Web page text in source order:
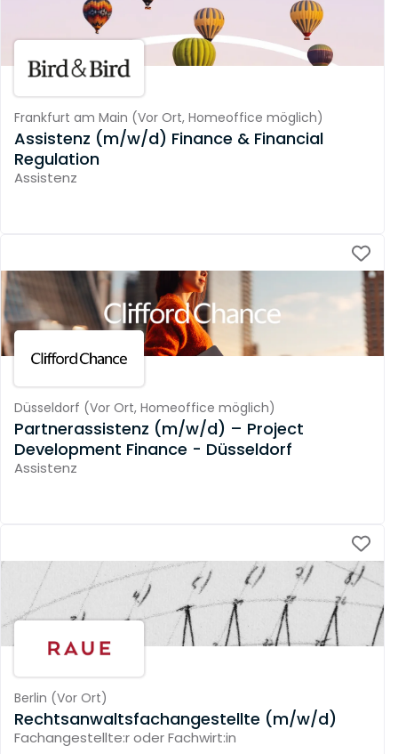
Frankfurt am Main (Vor Ort, Homeoffice möglich)
Assistenz (m/w/d) Finance & Financial
Regulation
Assistenz
Düsseldorf (Vor Ort, Homeoffice möglich)
Partnerassistenz (m/w/d) – Project
Development Finance - Düsseldorf
Assistenz
Berlin (Vor Ort)
Rechtsanwaltsfachangestellte (m/w/d)
Fachangestellte:r oder Fachwirt:in